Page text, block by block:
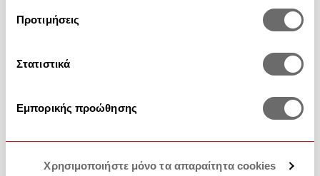
Προτιμήσεις
Στατιστικά
Εμπορικής προώθησης
Χρησιμοποιήστε μόνο τα απαραίτητα cookies